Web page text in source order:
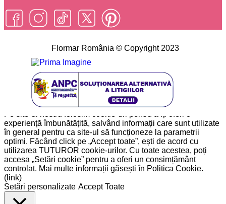
Flormar România © Copyright 2023
Please type the word you want to search and press enter.
-25% END OF SEASON!
Ai 25% discount la cumpărături de
minim 150 LEI. Reducerea se aplică automat în coș!
7-31 August / În limita stocului disponibil.
experiență îmbunătățită, salvând informații care sunt utilizate
în general pentru ca site-ul să funcționeze la parametrii
optimi. Făcând click pe „Accept toate”, ești de acord cu
utilizarea TUTUROR cookie-urilor. Cu toate acestea, poți
accesa „Setări cookie” pentru a oferi un consimțământ
controlat. Mai multe informații găsești în Politica Cookie.
(link)
Setări personalizate Accept Toate